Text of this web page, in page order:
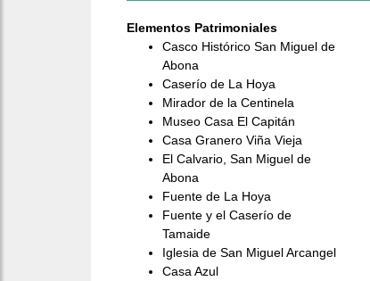
Elementos Patrimoniales
Casco Histórico San Miguel de
Abona
Caserío de La Hoya
Mirador de la Centinela
Museo Casa El Capitán
Casa Granero Viña Vieja
El Calvario, San Miguel de
Abona
Fuente de La Hoya
Fuente y el Caserío de
Tamaide
Iglesia de San Miguel Arcangel
Casa Azul